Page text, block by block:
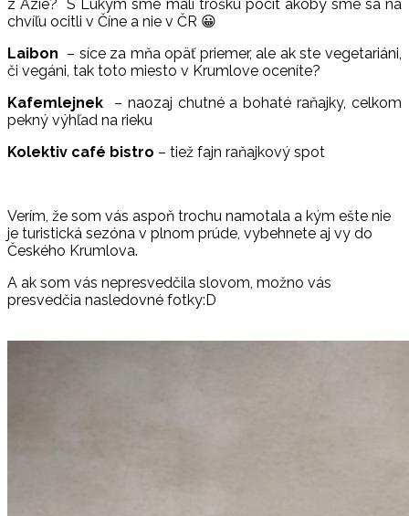
z Ázie? S Lukym sme mali trošku pocit akoby sme sa na
chvíľu ocitli v Číne a nie v ČR 😀
Laibon – síce za mňa opäť priemer, ale ak ste vegetariáni,
či vegáni, tak toto miesto v Krumlove oceníte?
Kafemlejnek – naozaj chutné a bohaté raňajky, celkom
pekný výhľad na rieku
Kolektiv café bistro – tiež fajn raňajkový spot
Verím, že som vás aspoň trochu namotala a kým ešte nie
je turistická sezóna v plnom prúde, vybehnete aj vy do
Českého Krumlova.
A ak som vás nepresvedčila slovom, možno vás
presvedčia nasledovné fotky:D